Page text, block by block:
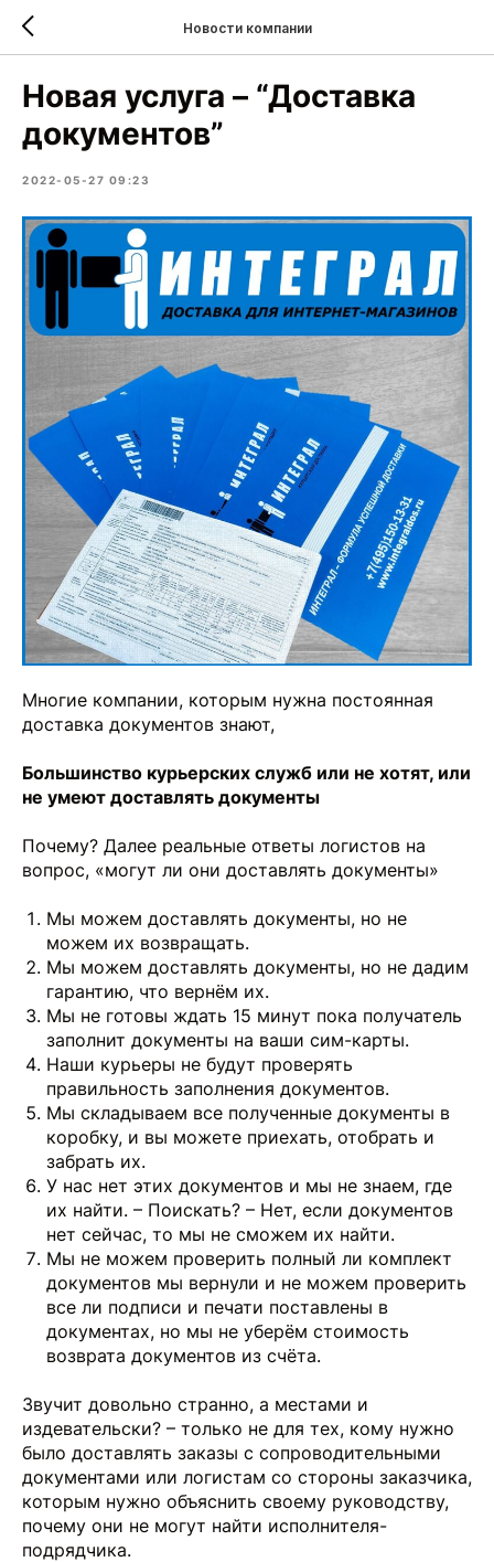
Новости компании
Новая услуга – “Доставка
документов”
2022-05-27 09:23
Многие компании, которым нужна постоянная
доставка документов знают,
Большинство курьерских служб или не хотят, или
не умеют доставлять документы
Почему? Далее реальные ответы логистов на
вопрос, «могут ли они доставлять документы»
Мы можем доставлять документы, но не
можем их возвращать.
Мы можем доставлять документы, но не дадим
гарантию, что вернём их.
Мы не готовы ждать 15 минут пока получатель
заполнит документы на ваши сим-карты.
Наши курьеры не будут проверять
правильность заполнения документов.
Мы складываем все полученные документы в
коробку, и вы можете приехать, отобрать и
забрать их.
У нас нет этих документов и мы не знаем, где
их найти. – Поискать? – Нет, если документов
нет сейчас, то мы не сможем их найти.
Мы не можем проверить полный ли комплект
документов мы вернули и не можем проверить
все ли подписи и печати поставлены в
документах, но мы не уберём стоимость
возврата документов из счёта.
Звучит довольно странно, а местами и
издевательски? – только не для тех, кому нужно
было доставлять заказы с сопроводительными
документами или логистам со стороны заказчика,
которым нужно объяснить своему руководству,
почему они не могут найти исполнителя-
подрядчика.